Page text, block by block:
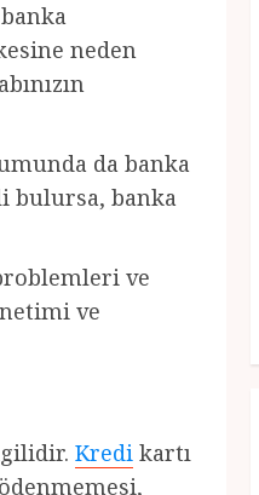
neden
da banka
bulursa, banka
ve
ve
Kredi kartı